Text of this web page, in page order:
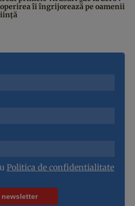
îi îngrijorează pe oamenii
Politica de confidentialitate